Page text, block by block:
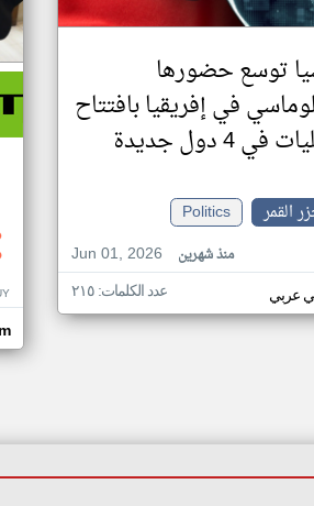
توسع حضورها
في إفريقيا بافتتاح
4 دول جديدة
القمر
Politics
Jun 01, 2026
منذ شهرين
عربي عدد الكلمات: ٢١٥